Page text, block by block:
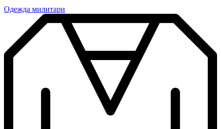
Одежда милитари